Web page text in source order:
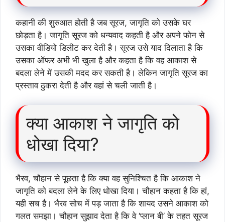
कहानी की शुरुआत होती है जब सूरज, जागृति को उसके घर
छोड़ता है। जागृति सूरज को धन्यवाद कहती है और अपने फोन से
उसका वीडियो डिलीट कर देती है। सूरज उसे याद दिलाता है कि
उसका ऑफर अभी भी खुला है और कहता है कि वह आकाश से
बदला लेने में उसकी मदद कर सकती है। लेकिन जागृति सूरज का
प्रस्ताव ठुकरा देती है और वहां से चली जाती है।
क्या आकाश ने जागृति को
धोखा दिया?
भैरव, चौहान से पूछता है कि क्या वह सुनिश्चित है कि आकाश ने
जागृति को बदला लेने के लिए धोखा दिया। चौहान कहता है कि हां,
यही सच है। भैरव सोच में पड़ जाता है कि शायद उसने आकाश को
गलत समझा। चौहान सुझाव देता है कि वे ‘प्लान बी’ के तहत सूरज